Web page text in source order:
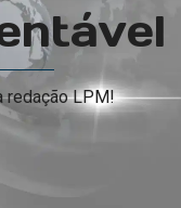
redação LPM!